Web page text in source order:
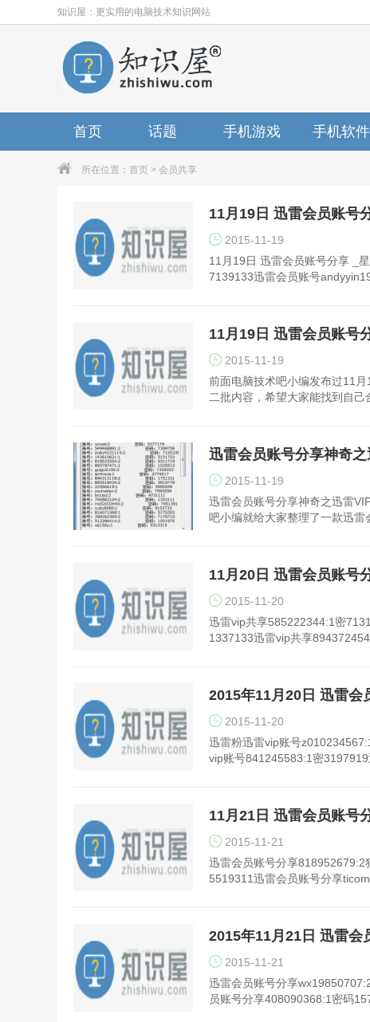
知识屋：更实用的电脑技术知识网站
首页 话题 手机游戏 手机软件
所在位置： 首页 > 会员共享
11月19日 迅雷会员账号
2015-11-19
11月19日 迅雷会员账号分享 _
7139133迅雷会员账号
11月19日 迅雷会员账号
2015-11-19
前面电脑技术吧小编发布过11
二批内容，希望大家能找到自
迅雷会员账号分享神奇
2015-11-19
迅雷会员账号分享神奇之迅雷
吧小编就给大家整理了一款迅
11月20日 迅雷会员账号
2015-11-20
迅雷vip共享585222344:1密
1337133迅雷vip共享
2015年11月20日 迅雷会
2015-11-20
迅雷粉迅雷vip账号
vip账号841245583:1密
11月21日 迅雷会员账号
2015-11-21
迅雷会员账号分享
5519311迅雷会员账号分享
2015年11月21日 迅雷会
2015-11-21
迅雷会员账号分享
员账号分享408090368:1密码